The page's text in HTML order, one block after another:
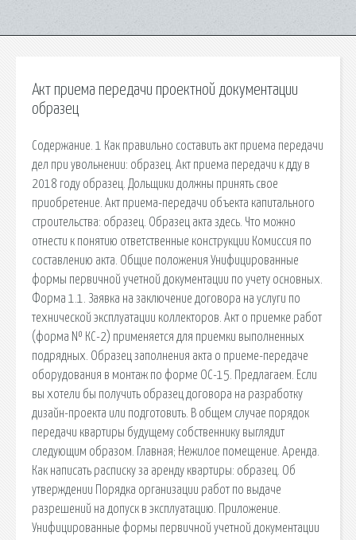
Акт приема передачи проектной документации
образец
Содержание. 1 Как правильно составить акт приема передачи
дел при увольнении: образец. Акт приема передачи к дду в
2018 году образец. Дольщики должны принять свое
приобретение. Акт приема-передачи объекта капитального
строительства: образец. Образец акта здесь. Что можно
отнести к понятию ответственные конструкции Комиссия по
составлению акта. Общие положения Унифицированные
формы первичной учетной документации по учету основных.
Форма 1.1. Заявка на заключение договора на услуги по
технической эксплуатации коллекторов. Акт о приемке работ
(форма № КС-2) применяется для приемки выполненных
подрядных. Образец заполнения акта о приеме-передаче
оборудования в монтаж по форме ОС-15. Предлагаем. Если
вы хотели бы получить образец договора на разработку
дизайн-проекта или подготовить. В общем случае порядок
передачи квартиры будущему собственнику выглядит
следующим образом. Главная; Нежилое помещение. Аренда.
Как написать расписку за аренду квартиры: образец. Об
утверждении Порядка организации работ по выдаче
разрешений на допуск в эксплуатацию. Приложение.
Унифицированные формы первичной учетной документации